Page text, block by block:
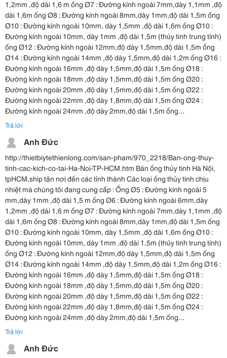
1,2mm ,độ dài 1,6 m ống Ø7 : Đường kính ngoài 7mm,dày 1,1mm ,độ
dài 1,6m ống Ø8 : Đường kính ngoài 8mm,dày 1mm,độ dài 1,5m ống
Ø10 : Đường kính ngoài 10mm, dày 1,5mm ,độ dài 1,6m ống Ø10 :
Đường kính ngoài 10mm, dày 1mm ,độ dài 1,5m (thủy tinh trung tính)
ống Ø12 : Đường kính ngoài 12mm,độ dày 1,5mm,độ dài 1,5m ống
Ø14 : Đường kính ngoài 14mm ,độ dày 1,5mm,độ dài 1,2m ống Ø16 :
Đường kính ngoài 16mm ,độ dày 1,5mm,độ dài 1,5m ống Ø18 :
Đường kính ngoài 18mm ,độ dày 1,5mm,độ dài 1,5m ống Ø20 :
Đường kính ngoài 20mm ,độ dày 1,5mm,độ dài 1,5m ống Ø22 :
Đường kính ngoài 22mm ,độ dày 1,8mm,độ dài 1,5m ống Ø24 :
Đường kính ngoài 24mm ,độ dày 2mm,độ dài 1,5m ống...
Trả lời
Anh Đức
http://thietbiytethienlong.com/san-pham/970_2218/Ban-ong-thuy-
tinh-cac-kich-co-tai-Ha-Noi-TP-HCM.htm Bán ống thủy tinh Hà Nội,
tpHCM,ship tận nơi đến các tỉnh thành Các loại ống thủy tinh chịu
nhiệt mà chúng tôi đang cung cấp : Ống Ø5 : Đường kính ngoài 5
mm,dày 1mm ,độ dài 1,5 m ống Ø6 : Đường kính ngoài 6mm,dày
1,2mm ,độ dài 1,6 m ống Ø7 : Đường kính ngoài 7mm,dày 1,1mm ,độ
dài 1,6m ống Ø8 : Đường kính ngoài 8mm,dày 1mm,độ dài 1,5m ống
Ø10 : Đường kính ngoài 10mm, dày 1,5mm ,độ dài 1,6m ống Ø10 :
Đường kính ngoài 10mm, dày 1mm ,độ dài 1,5m (thủy tinh trung tính)
ống Ø12 : Đường kính ngoài 12mm,độ dày 1,5mm,độ dài 1,5m ống
Ø14 : Đường kính ngoài 14mm ,độ dày 1,5mm,độ dài 1,2m ống Ø16 :
Đường kính ngoài 16mm ,độ dày 1,5mm,độ dài 1,5m ống Ø18 :
Đường kính ngoài 18mm ,độ dày 1,5mm,độ dài 1,5m ống Ø20 :
Đường kính ngoài 20mm ,độ dày 1,5mm,độ dài 1,5m ống Ø22 :
Đường kính ngoài 22mm ,độ dày 1,8mm,độ dài 1,5m ống Ø24 :
Đường kính ngoài 24mm ,độ dày 2mm,độ dài 1,5m ống...
Trả lời
Anh Đức